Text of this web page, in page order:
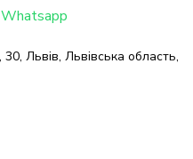
Whatsapp
Львів, Львівська область,